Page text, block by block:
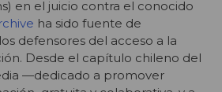
en el juicio contra el conocido
ha sido fuente de
defensores del acceso a la
Desde el capítulo chileno del
—dedicado a promover